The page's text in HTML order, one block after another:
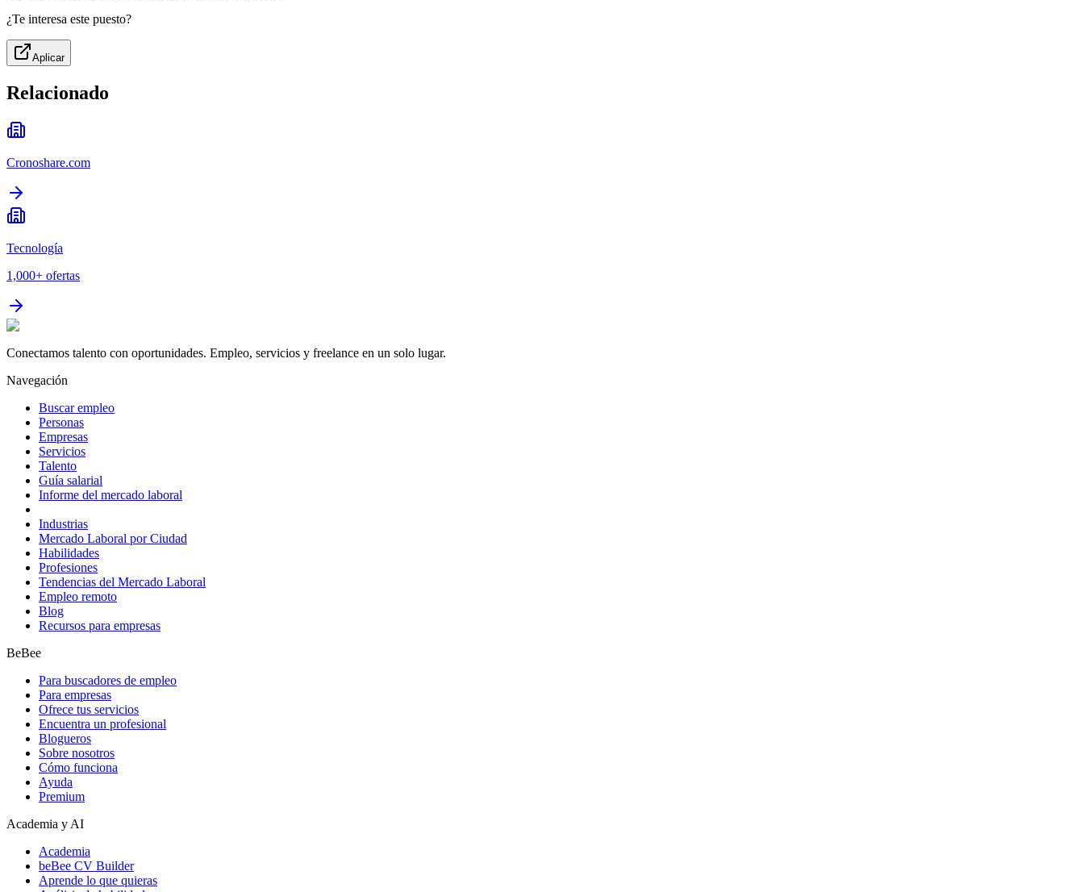
¿Te interesa este puesto?
Aplicar
Relacionado
Cronoshare.com
Tecnología
1,000+ ofertas
Conectamos talento con oportunidades. Empleo, servicios y freelance en un solo lugar.
Navegación
Buscar empleo
Personas
Empresas
Servicios
Talento
Guía salarial
Informe del mercado laboral
Industrias
Mercado Laboral por Ciudad
Habilidades
Profesiones
Tendencias del Mercado Laboral
Empleo remoto
Blog
Recursos para empresas
BeBee
Para buscadores de empleo
Para empresas
Ofrece tus servicios
Encuentra un profesional
Blogueros
Sobre nosotros
Cómo funciona
Ayuda
Premium
Academia y AI
Academia
beBee CV Builder
Aprende lo que quieras